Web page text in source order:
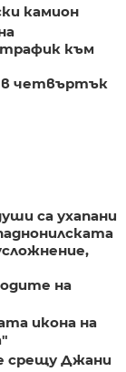
камион
към
четвъртък
са ухапани
на
икона на
срещу Джани